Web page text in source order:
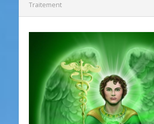
Traitement